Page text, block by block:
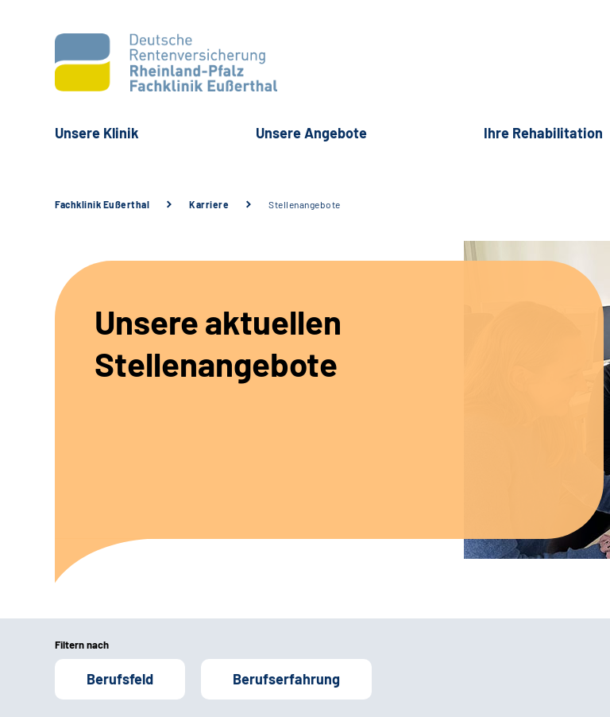
Unsere Klinik Unsere Angebote Ihre Rehabilitation
Fachklinik Eußerthal Karriere Stellenangebote
Unsere aktuellen
Stellenangebote
Filtern nach
Berufsfeld Berufserfahrung